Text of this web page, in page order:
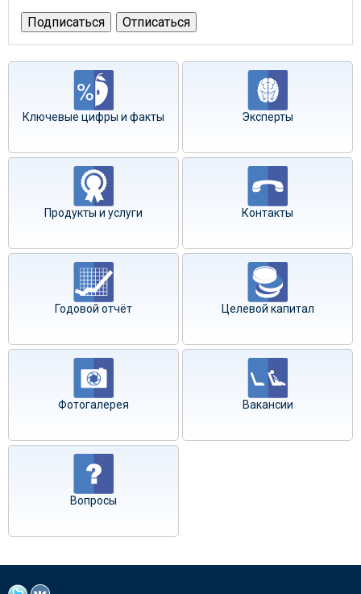
Ключевые цифры и факты Эксперты
Продукты и услуги Контакты
Годовой отчёт Целевой капитал
Фотогалерея Вакансии
Вопросы